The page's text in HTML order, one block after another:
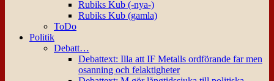
Rubiks Kub (-nya-)
Rubiks Kub (gamla)
ToDo
Politik
Debatt…
Debattext: Illa att IF Metalls ordförande far men
osanning och felaktigheter